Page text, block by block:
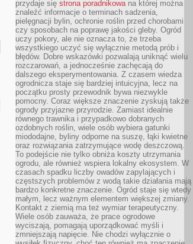
przydaje się strona poradnikowana której można
znaleźć informacje o terminach sadzenia,
pielęgnacji bylin, ochronie roślin przed chorobami
czy sposobach na poprawę jakości gleby. Ogród
uczy pokory, ale nie oznacza to, że trzeba
wszystkiego uczyć się wyłącznie metodą prób i
błędów. Dobre wskazówki pozwalają uniknąć wielu
rozczarowań, a jednocześnie zachęcają do
dalszego eksperymentowania. Z czasem wiedza
ogrodnicza staje się bardziej intuicyjna, lecz na
początku prosty przewodnik bywa niezwykle
pomocny. Coraz większe znaczenie zyskują także
ogrody przyjazne przyrodzie. Zamiast idealnie
równego trawnika i przypadkowo dobranych
ozdobnych roślin, wiele osób wybiera gatunki
miododajne, byliny odporne na suszę, łąki kwietne
oraz rozwiązania zatrzymujące wodę deszczową.
To podejście nie tylko obniża koszty utrzymania
ogrodu, ale również wspiera lokalny ekosystem. W
czasach spadku liczby owadów zapylających i
częstszych problemów z wodą takie działania mają
bardzo konkretne znaczenie. Ogród staje się wtedy
małym, lecz ważnym elementem większej zmiany.
Kontakt z ziemią ma też wymiar terapeutyczny.
Wiele osób zauważa, że prace ogrodowe
wyciszają, pomagają uporządkować myśli i
zmniejszają napięcie. Nie chodzi wyłącznie o